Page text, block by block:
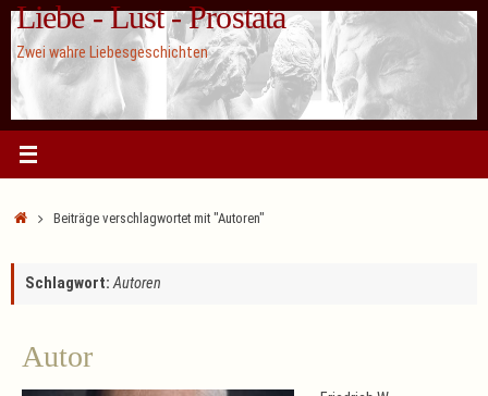
Zum
Inhalt
springen
Liebe - Lust - Prostata
Zwei wahre Liebesgeschichten
StartBeiträge verschlagwortet mit "Autoren"
Schlagwort:Autoren
Autor